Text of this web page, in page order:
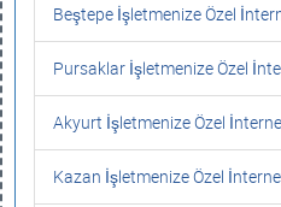
Beştepe İşletmenize Özel
Pursaklar İşletmenize Özel
Akyurt İşletmenize Özel
Kazan İşletmenize Özel